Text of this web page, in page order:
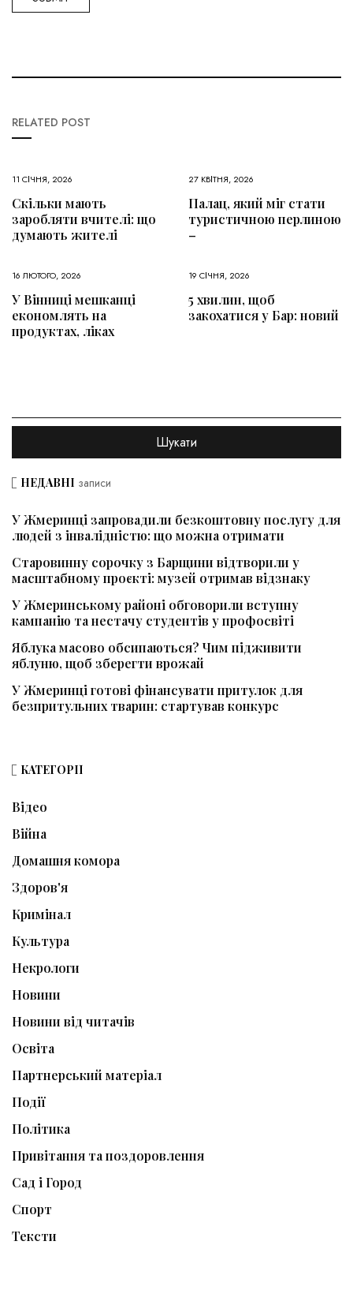
RELATED POST
11 СІЧНЯ, 2026
Скільки мають
заробляти вчителі: що
думають жителі
27 КВІТНЯ, 2026
Палац, який міг стати
туристичною перлиною
–
16 ЛЮТОГО, 2026
У Вінниці мешканці
економлять на
продуктах, ліках
19 СІЧНЯ, 2026
5 хвилин, щоб
закохатися у Бар: новий
НЕДАВНІ записи
У Жмеринці запровадили безкоштовну послугу для
людей з інвалідністю: що можна отримати
Старовинну сорочку з Барщини відтворили у
масштабному проєкті: музей отримав відзнаку
У Жмеринському районі обговорили вступну
кампанію та нестачу студентів у профосвіті
Яблука масово обсипаються? Чим підживити
яблуню, щоб зберегти врожай
У Жмеринці готові фінансувати притулок для
безпритульних тварин: стартував конкурс
КАТЕГОРІЇ
Відео
Війна
Домашня комора
Здоров'я
Кримінал
Культура
Некрологи
Новини
Новини від читачів
Освіта
Партнерський матеріал
Події
Політика
Привітання та поздоровлення
Сад і Город
Спорт
Тексти